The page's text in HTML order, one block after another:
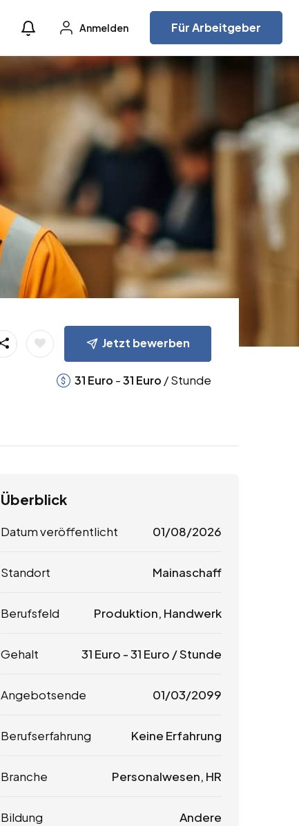
Anmelden Für Arbeitgeber
Jetzt bewerben
31 Euro -31 Euro / Stunde
Überblick
Datum veröffentlicht 01/08/2026
Standort Mainaschaff
Berufsfeld Produktion, Handwerk
Gehalt 31 Euro -31 Euro / Stunde
Angebotsende 01/03/2099
Berufserfahrung Keine Erfahrung
Branche Personalwesen, HR
Bildung Andere